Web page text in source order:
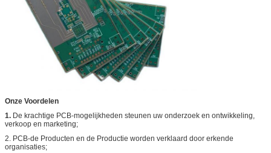
KUNSTWERK
enz.
DE DIENSTgebied
Wereldwijd, globaal.
Onze Voordelen
1. De krachtige PCB-mogelijkheden steunen uw onderzoek en ontwikkeling,
verkoop en marketing;
2. PCB-de Producten en de Productie worden verklaard door erkende
organisaties;